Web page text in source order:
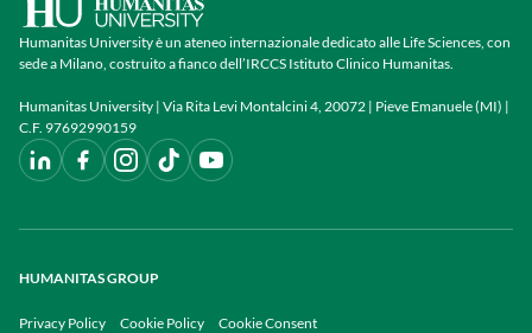
Humanitas University è un ateneo internazionale dedicato alle Life Sciences, con
sede a Milano, costruito a fianco dell’IRCCS Istituto Clinico Humanitas.
Humanitas University | Via Rita Levi Montalcini 4, 20072 | Pieve Emanuele (MI) |
C.F. 97692990159
HUMANITAS GROUP
Privacy Policy Cookie Policy Cookie Consent